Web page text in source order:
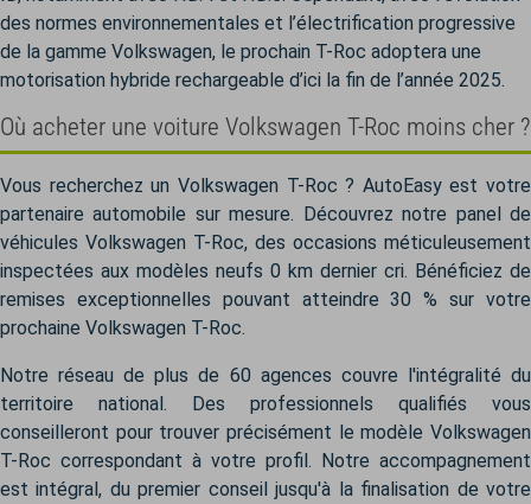
des normes environnementales et l’électrification progressive
de la gamme Volkswagen, le prochain T-Roc adoptera une
motorisation hybride rechargeable d’ici la fin de l’année 2025.
Où acheter une voiture Volkswagen T-Roc moins cher ?
Vous recherchez un Volkswagen T-Roc ? AutoEasy est votre
partenaire automobile sur mesure. Découvrez notre panel de
véhicules Volkswagen T-Roc, des occasions méticuleusement
inspectées aux modèles neufs 0 km dernier cri. Bénéficiez de
remises exceptionnelles pouvant atteindre 30 % sur votre
prochaine Volkswagen T-Roc.
Notre réseau de plus de 60 agences couvre l'intégralité du
territoire national. Des professionnels qualifiés vous
conseilleront pour trouver précisément le modèle Volkswagen
T-Roc correspondant à votre profil. Notre accompagnement
est intégral, du premier conseil jusqu'à la finalisation de votre